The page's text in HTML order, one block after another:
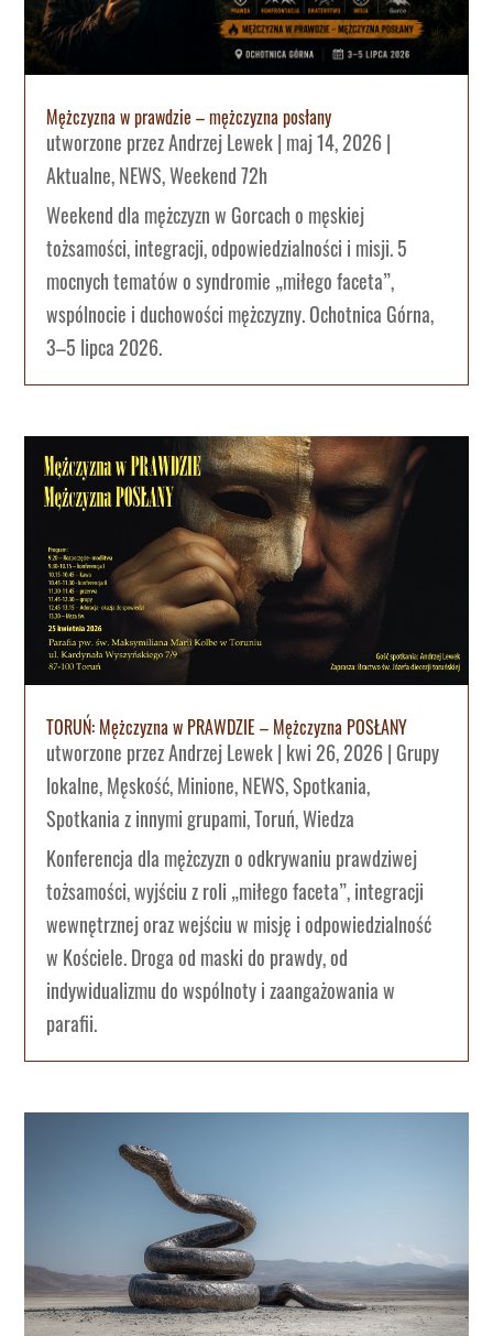
Mężczyzna w prawdzie – mężczyzna posłany
utworzone przezAndrzej Lewek| maj 14, 2026|
Aktualne,NEWS,Weekend 72h
Weekend dla mężczyzn w Gorcach o męskiej
tożsamości, integracji, odpowiedzialności i misji. 5
mocnych tematów o syndromie „miłego faceta”,
wspólnocie i duchowości mężczyzny. Ochotnica Górna,
3–5 lipca 2026.
TORUŃ: Mężczyzna w PRAWDZIE – Mężczyzna POSŁANY
utworzone przezAndrzej Lewek| kwi 26, 2026| Grupy
lokalne,Męskość,Minione,NEWS,Spotkania,
Spotkania z innymi grupami,Toruń,Wiedza
Konferencja dla mężczyzn o odkrywaniu prawdziwej
tożsamości, wyjściu z roli „miłego faceta”, integracji
wewnętrznej oraz wejściu w misję i odpowiedzialność
w Kościele. Droga od maski do prawdy, od
indywidualizmu do wspólnoty i zaangażowania w
parafii.